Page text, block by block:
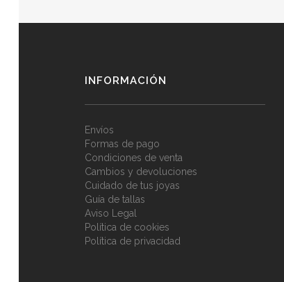
INFORMACIÓN
Envíos
Formas de pago
Condiciones de venta
Cambios y devoluciones
Cuidado de tus joyas
Guía de tallas
Aviso Legal
Política de cookies
Política de privacidad